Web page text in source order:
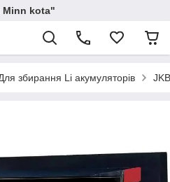
Minn kota"
збирання Li акумуляторів